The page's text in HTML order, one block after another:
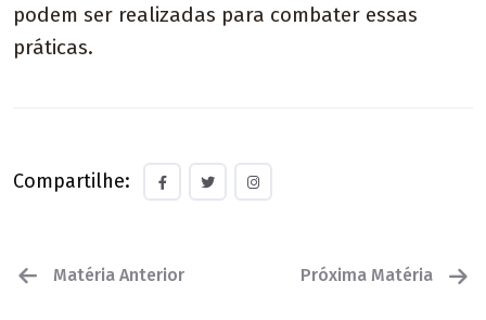
podem ser realizadas para combater essas
práticas.
Compartilhe:
Matéria Anterior Próxima Matéria